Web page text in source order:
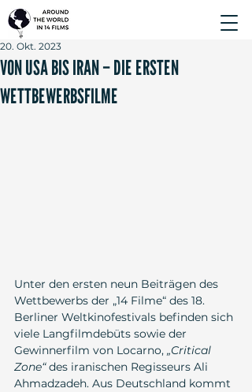
VON USA BIS IRAN – DIE ERSTEN
WETTBEWERBSFILME
20. Okt. 2023
Unter den ersten neun Beiträgen des
Wettbewerbs der „14 Filme“ des 18.
Berliner Weltkinofestivals befinden sich
viele Langfilmdebüts sowie der
Gewinnerfilm von Locarno, „Critical
Zone“ des iranischen Regisseurs Ali
Ahmadzadeh. Aus Deutschland kommt